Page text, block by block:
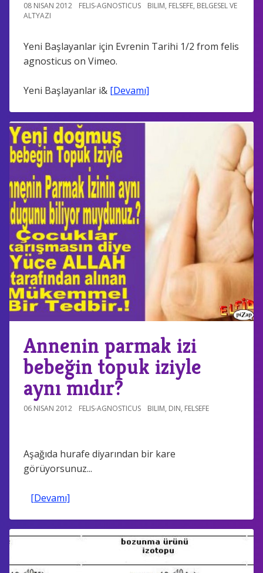
08 NISAN 2012 FELIS-AGNOSTICUS BILIM, FELSEFE, BELGESEL VE
ALTYAZI
Yeni Başlayanlar için Evrenin Tarihi 1/2 from felis
agnosticus on Vimeo.
Yeni Başlayanlar i& [Devamı]
Annenin parmak izi
bebeğin topuk iziyle
aynı mıdır?
06 NISAN 2012 FELIS-AGNOSTICUS BILIM, DIN, FELSEFE
Aşağıda hurafe diyarından bir kare
görüyorsunuz...
[Devamı]